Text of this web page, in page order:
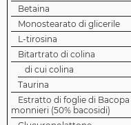
Betaina
Monostearato di glicerile
L-tirosina
Bitartrato di colina
di cui colina
Taurina
Estratto di foglie di Bacopa
monnieri (50% bacosidi)